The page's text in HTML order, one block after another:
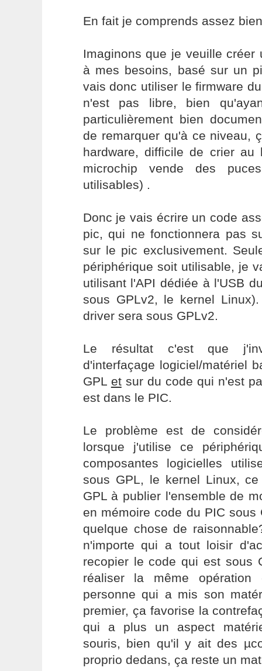
En fait je comprends assez
Imaginons que je veuille créer
à mes besoins, basé sur un
vais donc utiliser le firmware
n'est pas libre, bien
particulièrement bien
de remarquer qu'à ce niveau,
hardware, difficile de crier
microchip vende des
utilisables) .
Donc je vais écrire un code
pic, qui ne fonctionnera pas
sur le pic exclusivement.
périphérique soit utilisable, je
utilisant l'API dédiée à l'USB
sous GPLv2, le kernel
driver sera sous GPLv2.
Le résultat c'est que
d'interfaçage logiciel/matériel
GPL etsur du code qui n'est
est dans le PIC.
Le problème est de
lorsque j'utilise ce
composantes logicielles
sous GPL, le kernel Linux,
GPL à publier l'ensemble de
en mémoire code du PIC sous
quelque chose de
n'importe qui a tout loisir
recopier le code qui est sous
réaliser la même opération
personne qui a mis son
premier, ça favorise la
qui a plus un aspect
souris, bien qu'il y ait des
proprio dedans, ça reste un